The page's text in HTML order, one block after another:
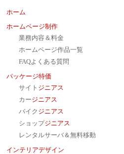
ホーム
ホームページ制作
業務内容＆料金
ホームページ作品一覧
FAQよくある質問
パッケージ特価
サイト ジニアス
カージニアス
バイク ジニアス
ショップジニアス
レンタルサーバ＆無料移動
インテリアデザイン